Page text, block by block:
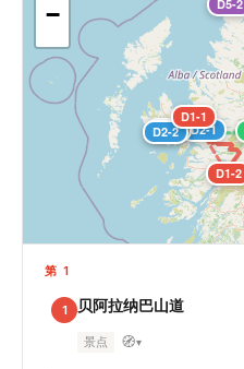
D1-1
D1-2
D2-1
D2-2
D3-1
D5-2
−
第 1
1 贝阿拉纳巴山道
景点 🧭▾